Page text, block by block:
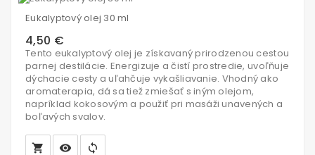
do
košíka
Eukalyptový olej 30 ml
4,50 €
Tento eukalyptový olej je získavaný prirodzenou cestou
parnej destilácie. Energizuje a čistí prostredie, uvoľňuje
dýchacie cesty a uľahčuje vykašliavanie. Vhodný ako
aromaterapia, dá sa tiež zmiešať s iným olejom,
napríklad kokosovým a použiť pri masáži unavených a
boľavých svalov.
local_grocery_store visibility sync